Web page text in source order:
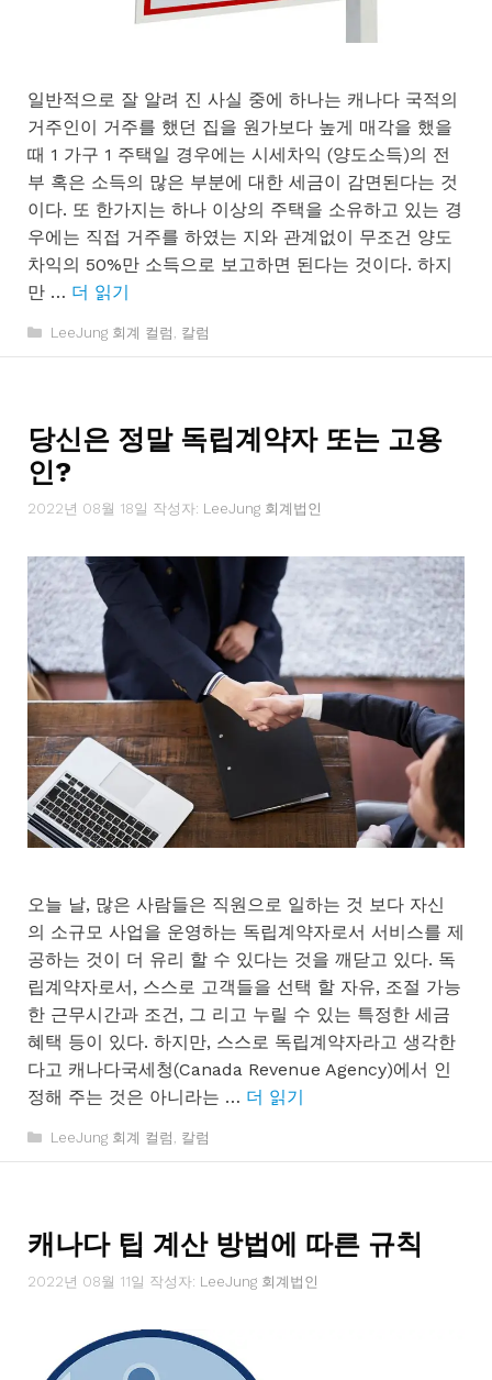
일반적으로 잘 알려 진 사실 중에 하나는 캐나다 국적의
거주인이 거주를 했던 집을 원가보다 높게 매각을 했을
때 1 가구 1 주택일 경우에는 시세차익 (양도소득)의 전
부 혹은 소득의 많은 부분에 대한 세금이 감면된다는 것
이다. 또 한가지는 하나 이상의 주택을 소유하고 있는 경
우에는 직접 거주를 하였는 지와 관계없이 무조건 양도
차익의 50%만 소득으로 보고하면 된다는 것이다. 하지
만 … 더 읽기
카
LeeJung 회계 컬럼 칼럼
당신은 정말 독립계약자 또는 고용
인?
2022년 08월 18일 작성자: LeeJung 회계법인
오늘 날, 많은 사람들은 직원으로 일하는 것 보다 자신
의 소규모 사업을 운영하는 독립계약자로서 서비스를 제
공하는 것이 더 유리 할 수 있다는 것을 깨닫고 있다. 독
립계약자로서, 스스로 고객들을 선택 할 자유, 조절 가능
한 근무시간과 조건, 그 리고 누릴 수 있는 특정한 세금
혜택 등이 있다. 하지만, 스스로 독립계약자라고 생각한
다고 캐나다국세청(Canada Revenue Agency)에서 인
정해 주는 것은 아니라는 … 더 읽기
카
LeeJung 회계 컬럼 , 칼럼
캐나다 팁 계산 방법에 따른 규칙
2022년 08월 11일 작성자: LeeJung 회계법인